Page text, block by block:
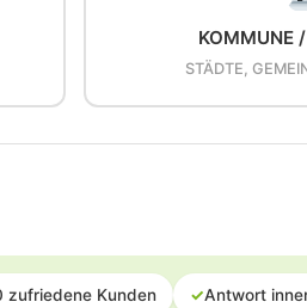
KOMMUNE
STÄDTE,
zufriedene Kunden ✓Antwort